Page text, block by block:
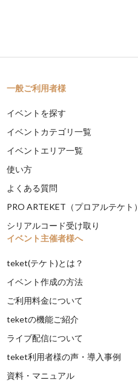
一般ご利用者様
イベントを探す
イベントカテゴリ一覧
イベントエリア一覧
使い方
よくある質問
PRO ARTEKET（プロアルテケト）
シリアルコード受け取り
イベント主催者様へ
teket(テケト)とは？
イベント作成の方法
ご利用料金について
teketの機能ご紹介
ライブ配信について
teket利用者様の声・導入事例
資料・マニュアル